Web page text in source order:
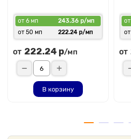
силуэт и добавляют образу лёгкость.
Что можно сшить из
разнообразной одежды и
часто шьют:
платья и сарафаны;
блузки и рубашки;
туники;
накидки и лёгкие кейпы;
от 6 мп
243.36 р/мп
от 50 мп
222.24 р/мп
от 222.24 р/мп
В корзину
от